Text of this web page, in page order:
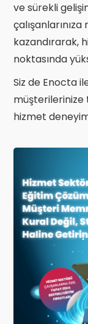
ve sürekli
çalışanlarınıza
kazandırarak,
noktasında
Siz de Enocta
müşterilerinize
hizmet